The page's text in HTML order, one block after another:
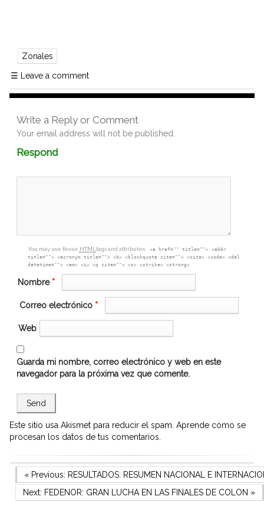
Zonales
☰ Leave a comment
Write a Reply or Comment
Your email address will not be published.
RespondComment
box
You may use these HTMLtags and attributes:
<a href="" title=""> <abbr
title=""> <acronym title=""> <b> <blockquote cite=""> <cite> <code> <del
datetime=""> <em> <i> <q cite=""> <s> <strike> <strong>
Nombre *
Correo electrónico *
Web
Guarda mi nombre, correo electrónico y web en este
navegador para la próxima vez que comente.
Este sitio usa Akismet para reducir el spam. Aprende cómo se
procesan los datos de tus comentarios.
Navegación
de
Previous Post
« Previous: RESULTADOS: RESUMEN NACIONAL E
Next Post
Next: FEDENOR: GRAN LUCHA EN LAS FINALES DE COLON »